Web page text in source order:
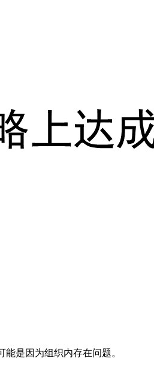
是因为组织内存在问题。